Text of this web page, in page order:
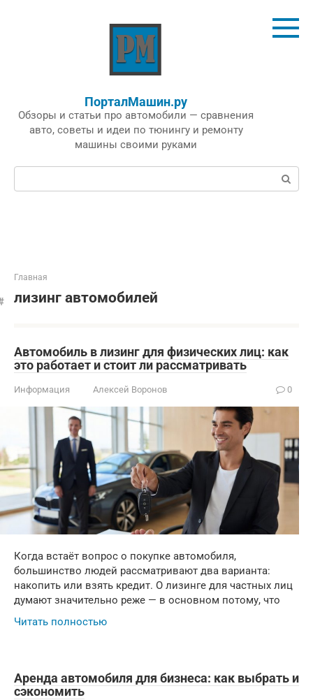
ПорталМашин.ру
Обзоры и статьи про автомобили — сравнения
авто, советы и идеи по тюнингу и ремонту
машины своими руками
Поиск:
Главная
лизинг автомобилей
Автомобиль в лизинг для физических лиц: как
это работает и стоит ли рассматривать
Информация Алексей Воронов 0
Когда встаёт вопрос о покупке автомобиля,
большинство людей рассматривают два варианта:
накопить или взять кредит. О лизинге для частных лиц
думают значительно реже — в основном потому, что
Читать полностью
Аренда автомобиля для бизнеса: как выбрать и
сэкономить